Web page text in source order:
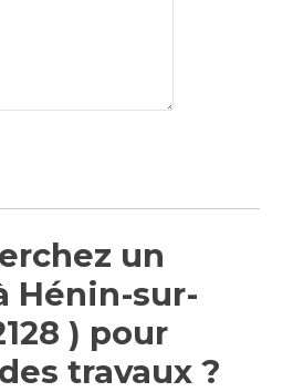
un
Hénin-sur-
) pour
travaux ?